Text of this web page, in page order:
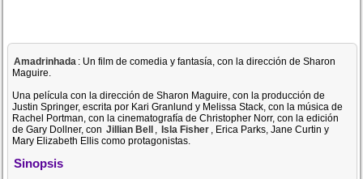
Amadrinhada : Un film de comedia y fantasía, con la dirección de Sharon
Maguire.
Una película con la dirección de Sharon Maguire, con la producción de
Justin Springer, escrita por Kari Granlund y Melissa Stack, con la música de
Rachel Portman, con la cinematografía de Christopher Norr, con la edición
de Gary Dollner, con Jillian Bell , Isla Fisher , Erica Parks, Jane Curtin y
Mary Elizabeth Ellis como protagonistas.
Sinopsis